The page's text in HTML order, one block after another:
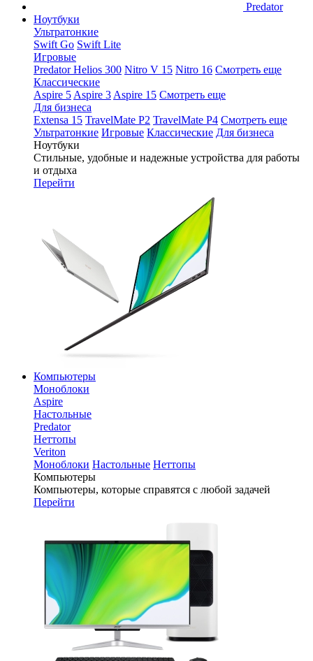
Predator
Ноутбуки
Ультратонкие
Swift Go Swift Lite
Игровые
Predator Helios 300 Nitro V 15 Nitro 16 Смотреть еще
Классические
Aspire 5 Aspire 3 Aspire 15 Смотреть еще
Для бизнеса
Extensa 15 TravelMate P2 TravelMate P4 Смотреть еще
Ультратонкие Игровые Классические Для бизнеса
Ноутбуки
Стильные, удобные и надежные устройства для работы
и отдыха
Перейти
Компьютеры
Моноблоки
Aspire
Настольные
Predator
Неттопы
Veriton
Моноблоки Настольные Неттопы
Компьютеры
Компьютеры, которые справятся с любой задачей
Перейти